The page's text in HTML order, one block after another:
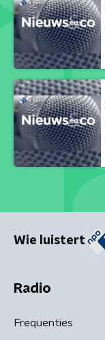
Wie luistert
Radio
Frequenties